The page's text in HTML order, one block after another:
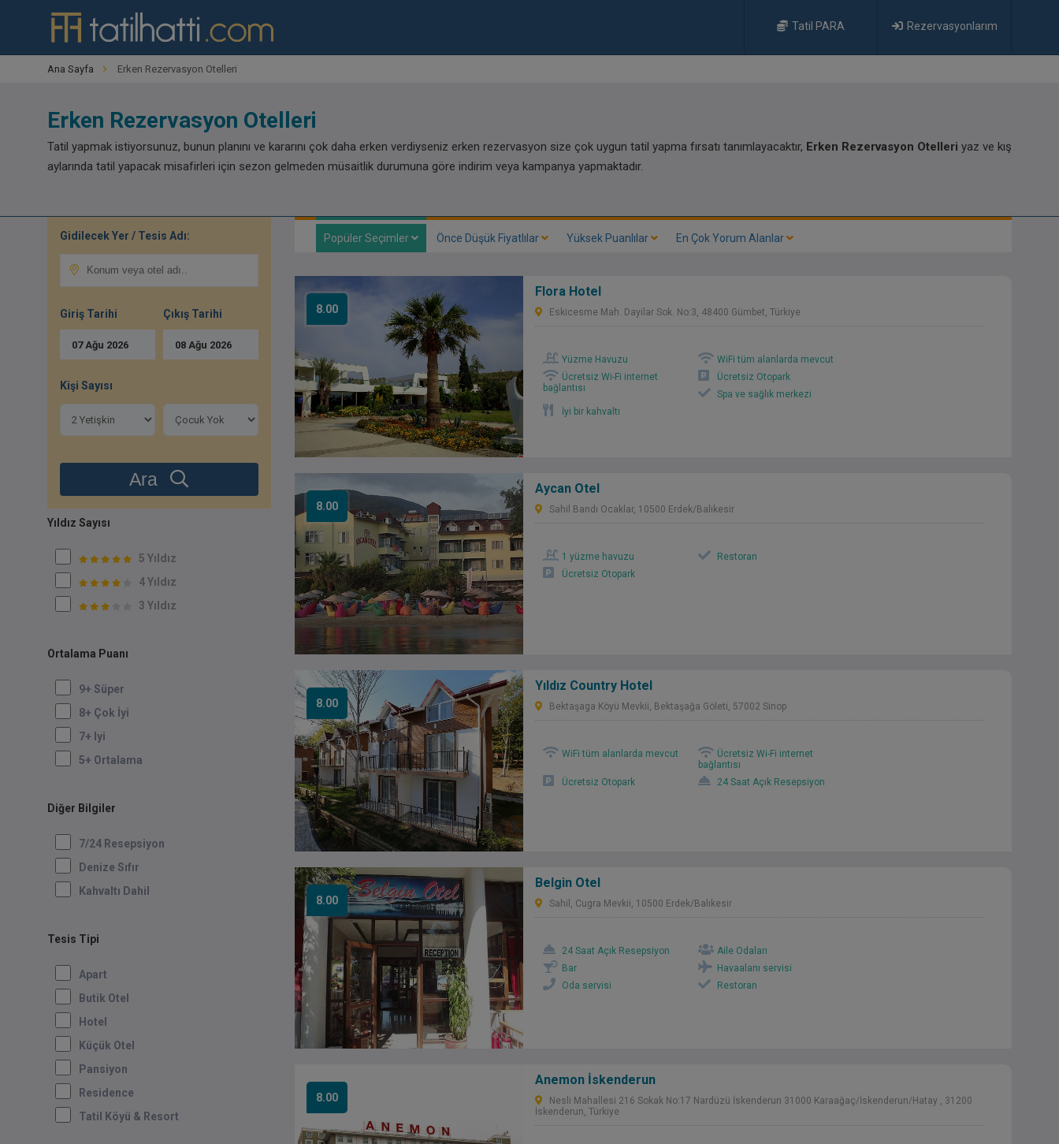
Rezervasyonlarım
Tatil PARA
Ana Sayfa Erken Rezervasyon Otelleri
Erken Rezervasyon Otelleri
Tatil yapmak istiyorsunuz, bunun planını ve kararını çok daha erken verdiyseniz erken rezervasyon size çok uygun tatil yapma fırsatı tanımlayacaktır, Erken Rezervasyon Otelleri yaz ve kış
aylarında tatil yapacak misafirleri için sezon gelmeden müsaitlik durumuna göre indirim veya kampanya yapmaktadır.
Gidilecek Yer / Tesis Adı:
Giriş Tarihi
07Ağu 2026
Çıkış Tarihi
08Ağu 2026
Kişi Sayısı
Ara
Yıldız Sayısı
5 Yıldız
4 Yıldız
3 Yıldız
Ortalama Puanı
9+ Süper
8+ Çok İyi
7+ Iyi
5+ Ortalama
Diğer Bilgiler
7/24 Resepsiyon
Denize Sıfır
Kahvaltı Dahil
Tesis Tipi
Apart
Butik Otel
Hotel
Küçük Otel
Pansiyon
Residence
Tatil Köyü & Resort
Popüler Seçimler Önce Düşük Fiyatlılar Yüksek Puanlılar En Çok Yorum Alanlar
8.00
Flora Hotel
Eskicesme Mah. Dayilar Sok. No:3, 48400 Gümbet, Türkiye
Yüzme Havuzu
WiFi tüm alanlarda mevcut
Ücretsiz Wi-Fi internet
bağlantısı
Ücretsiz Otopark
Spa ve sağlık merkezi
İyi bir kahvaltı
8.00
Aycan Otel
Sahil Bandı Ocaklar, 10500 Erdek/Balıkesir
1 yüzme havuzu
Restoran
Ücretsiz Otopark
8.00
Yıldız Country Hotel
Bektaşaga Köyü Mevkii, Bektaşağa Göleti, 57002 Sinop
WiFi tüm alanlarda mevcut
Ücretsiz Wi-Fi internet
bağlantısı
Ücretsiz Otopark
24 Saat Açık Resepsiyon
8.00
Belgin Otel
Sahil, Cugra Mevkii, 10500 Erdek/Balıkesir
24 Saat Açık Resepsiyon
Aile Odaları
Bar
Havaalanı servisi
Oda servisi
Restoran
8.00
Anemon İskenderun
Nesli Mahallesi 216 Sokak No:17 Nardüzü İskenderun 31000 Karaağaç/İskenderun/Hatay , 31200
İskenderun, Türkiye